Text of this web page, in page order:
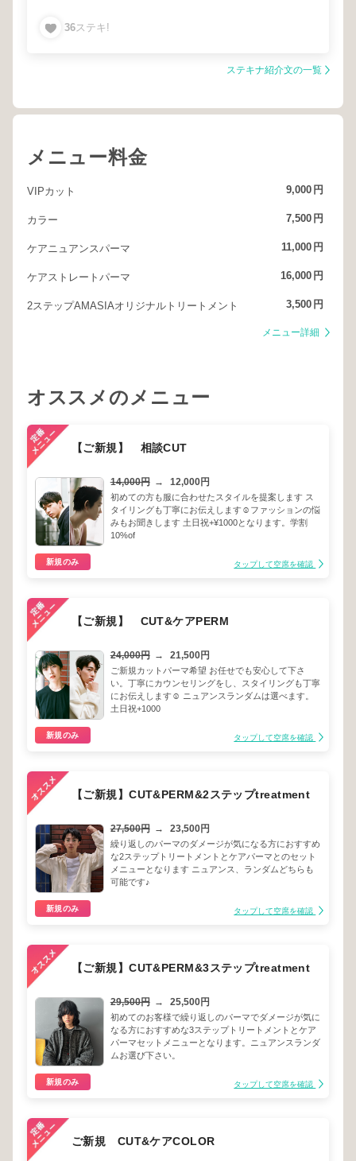
タイトショート
36ステキ!
ステキナ紹介文の一覧
メニュー料金
VIPカット 9,000 円
カラー 7,500 円
ケアニュアンスパーマ 11,000 円
ケアストレートパーマ 16,000 円
2ステップAMASIAオリジナルトリートメント 3,500 円
メニュー詳細
オススメのメニュー
【ご新規】 相談CUT
14,000円 → 12,000円
初めての方も服に合わせたスタイルを提案します ス
タイリングも丁寧にお伝えします☺︎ファッションの悩
みもお聞きします 土日祝+¥1000となります。学割
10%of
新規のみ タップして空席を確認
【ご新規】 CUT&ケアPERM
24,000円 → 21,500円
ご新規カットパーマ希望 お任せでも安心して下さ
い。丁寧にカウンセリングをし、スタイリングも丁寧
にお伝えします☺︎ ニュアンスランダムは選べます。
土日祝+1000
新規のみ タップして空席を確認
【ご新規】CUT&PERM&2ステップtreatment
27,500円 → 23,500円
繰り返しのパーマのダメージが気になる方におすすめ
な2ステップトリートメントとケアパーマとのセット
メニューとなります ニュアンス、ランダムどちらも
可能です♪
新規のみ タップして空席を確認
【ご新規】CUT&PERM&3ステップtreatment
29,500円 → 25,500円
初めてのお客様で繰り返しのパーマでダメージが気に
なる方におすすめな3ステップトリートメントとケア
パーマセットメニューとなります。ニュアンスランダ
ムお選び下さい。
新規のみ タップして空席を確認
ご新規 CUT&ケアCOLOR